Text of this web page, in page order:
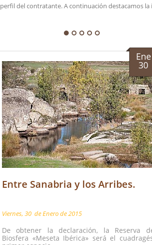
del contratante. A continuación destacamos
Ene
30
Entre Sanabria y los Arribes.
Viernes, 30 deEnerode2015
De obtener la declaración, la Reserva
Biosfera «Meseta Ibérica» será el